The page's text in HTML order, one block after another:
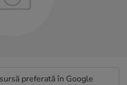
preferată în Google